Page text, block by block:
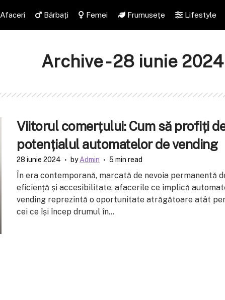
Afaceri Bărbați Femei Frumusețe Lifestyle
Archive - 28 iunie 2024
Viitorul comerțului: Cum să profiți
potențialul automatelor de vending
28 iunie 2024 byAdmin 5 min read
În era contemporană, marcată de nevoia permanentă
eficiență și accesibilitate, afacerile ce implică
vending reprezintă o oportunitate atrăgătoare atât
cei ce își încep drumul în...